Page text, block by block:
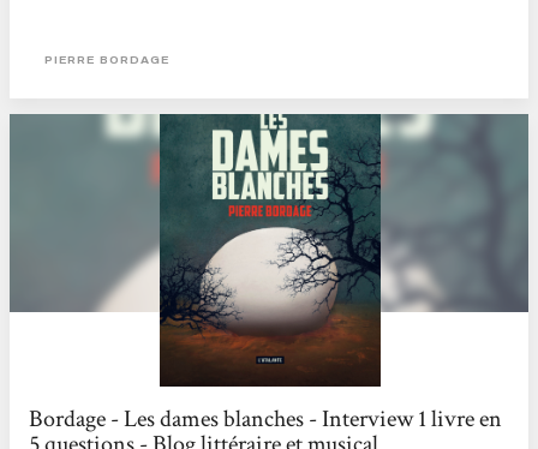
PIERRE BORDAGE
Bordage - Les dames blanches - Interview 1 livre en